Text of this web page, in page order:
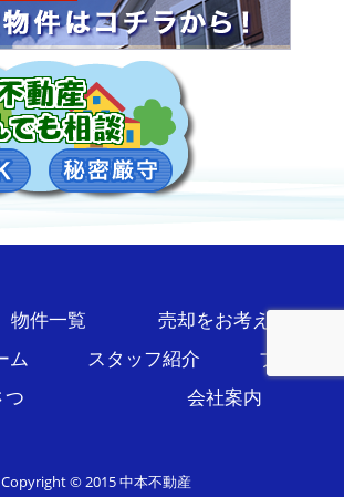
物件一覧
売却をお考えの方
ム
スタッフ紹介
ブログ
つ
会社案内
Copyright © 2015 中本不動産